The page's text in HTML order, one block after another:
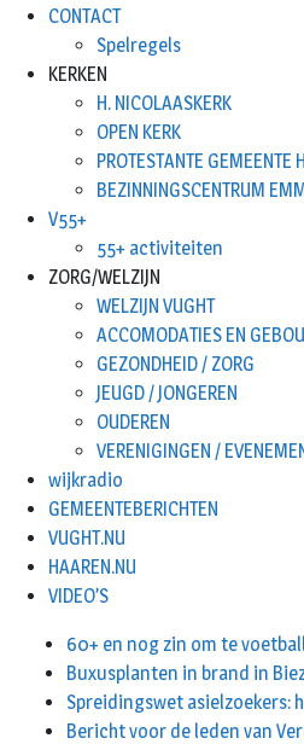
CONTACT
Spelregels
KERKEN
H. NICOLAASKERK
OPEN KERK
PROTESTANTE GEMEENTE
BEZINNINGSCENTRUM
V55+
55+ activiteiten
ZORG/WELZIJN
WELZIJN VUGHT
ACCOMODATIES EN
GEZONDHEID / ZORG
JEUGD / JONGEREN
OUDEREN
VERENIGINGEN /
wijkradio
GEMEENTEBERICHTEN
VUGHT.NU
HAAREN.NU
VIDEO’S
60+ en nog zin om te
Buxusplanten in brand in
Spreidingswet asielzoekers:
Bericht voor de leden van